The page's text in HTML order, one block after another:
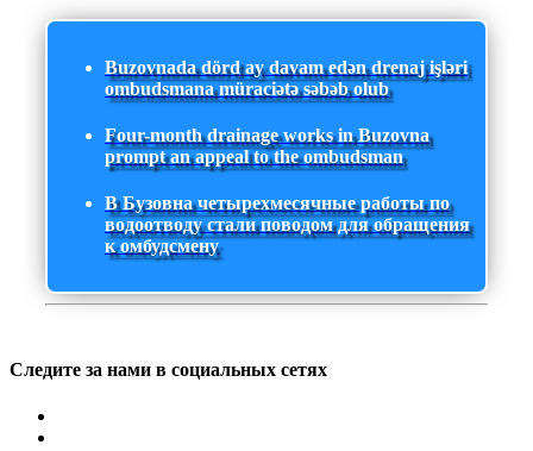
Buzovnada dörd ay davam edən drenaj işləri
ombudsmana müraciətə səbəb olub
Four-month drainage works in Buzovna
prompt an appeal to the ombudsman
В Бузовна четырехмесячные работы по
водоотводу стали поводом для обращения
к омбудсмену
Следите за нами в социальных сетях